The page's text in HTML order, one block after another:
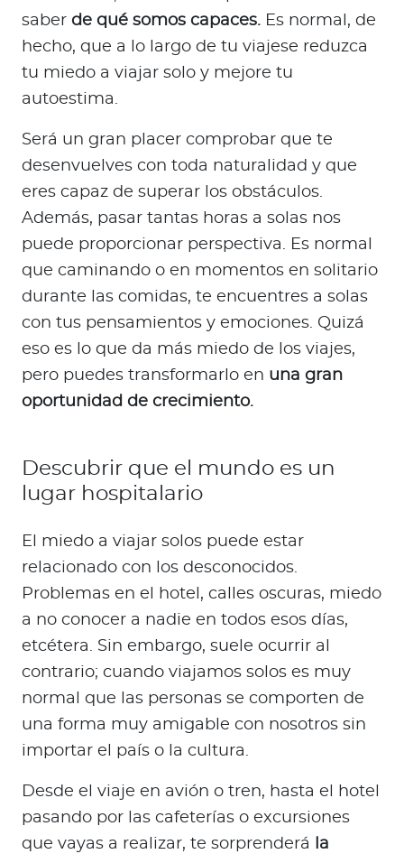
saber de qué somos capaces. Es normal, de
hecho, que a lo largo de tu viajese reduzca
tu miedo a viajar solo y mejore tu
autoestima.
Será un gran placer comprobar que te
desenvuelves con toda naturalidad y que
eres capaz de superar los obstáculos.
Además, pasar tantas horas a solas nos
puede proporcionar perspectiva. Es normal
que caminando o en momentos en solitario
durante las comidas, te encuentres a solas
con tus pensamientos y emociones. Quizá
eso es lo que da más miedo de los viajes,
pero puedes transformarlo en una gran
oportunidad de crecimiento.
Descubrir que el mundo es un
lugar hospitalario
El miedo a viajar solos puede estar
relacionado con los desconocidos.
Problemas en el hotel, calles oscuras, miedo
a no conocer a nadie en todos esos días,
etcétera. Sin embargo, suele ocurrir al
contrario; cuando viajamos solos es muy
normal que las personas se comporten de
una forma muy amigable con nosotros sin
importar el país o la cultura.
Desde el viaje en avión o tren, hasta el hotel
pasando por las cafeterías o excursiones
que vayas a realizar, te sorprenderá
la